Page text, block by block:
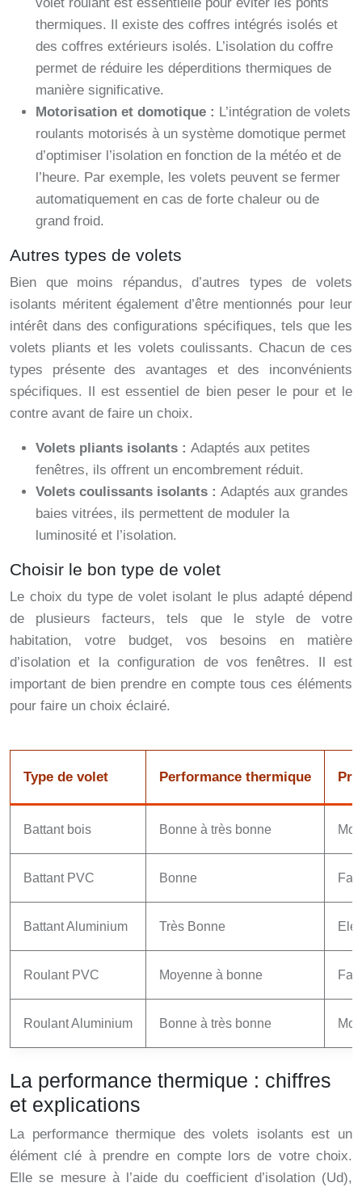
volet roulant est essentielle pour éviter les ponts
thermiques. Il existe des coffres intégrés isolés et
des coffres extérieurs isolés. L’isolation du coffre
permet de réduire les déperditions thermiques de
manière significative.
Motorisation et domotique : L’intégration de volets
roulants motorisés à un système domotique permet
d’optimiser l’isolation en fonction de la météo et de
l’heure. Par exemple, les volets peuvent se fermer
automatiquement en cas de forte chaleur ou de
grand froid.
Autres types de volets
Bien que moins répandus, d’autres types de volets
isolants méritent également d’être mentionnés pour leur
intérêt dans des configurations spécifiques, tels que les
volets pliants et les volets coulissants. Chacun de ces
types présente des avantages et des inconvénients
spécifiques. Il est essentiel de bien peser le pour et le
contre avant de faire un choix.
Volets pliants isolants : Adaptés aux petites
fenêtres, ils offrent un encombrement réduit.
Volets coulissants isolants : Adaptés aux grandes
baies vitrées, ils permettent de moduler la
luminosité et l’isolation.
Choisir le bon type de volet
Le choix du type de volet isolant le plus adapté dépend
de plusieurs facteurs, tels que le style de votre
habitation, votre budget, vos besoins en matière
d’isolation et la configuration de vos fenêtres. Il est
important de bien prendre en compte tous ces éléments
pour faire un choix éclairé.
Type de volet Performance thermique
Battant bois Bonne à très bonne
Battant PVC Bonne
Battant Aluminium Très Bonne
Roulant PVC Moyenne à bonne
Roulant Aluminium Bonne à très bonne
La performance thermique : chiffres
et explications
La performance thermique des volets isolants est un
élément clé à prendre en compte lors de votre choix.
Elle se mesure à l’aide du coefficient d’isolation (Ud),